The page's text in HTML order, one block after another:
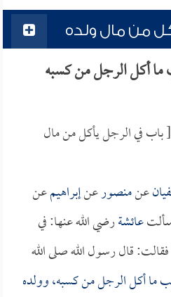
من مال ولده
أكل الرجل من كسبه
[ باب في الرجل يأكل من مال
عنمنصورعنإبراهيمعن
عائشةرضي الله عنها: في
قال رسول الله صلى الله
ما أكل الرجل من كسبه، وولده